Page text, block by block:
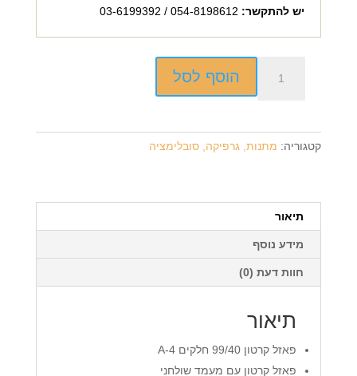
יש להתקשר:
על
המוצר
הוסף לסל
קטגוריה: מתנות, גרפיקה, סובלימציה
תיאור
מידע נוסף
חוות דעת (0)
תיאור
פאזל קרטון 99/40 חלקים A-4
פאזל קרטון עם מעמד שולחני